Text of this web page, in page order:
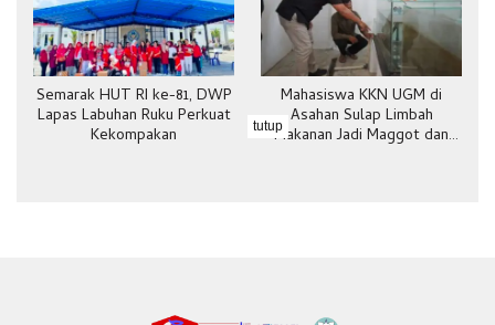
Semarak HUT RI ke-81, DWP
Lapas Labuhan Ruku Perkuat
Kekompakan
Mahasiswa KKN UGM di
Asahan Sulap Limbah
Makanan Jadi Maggot dan
tutup